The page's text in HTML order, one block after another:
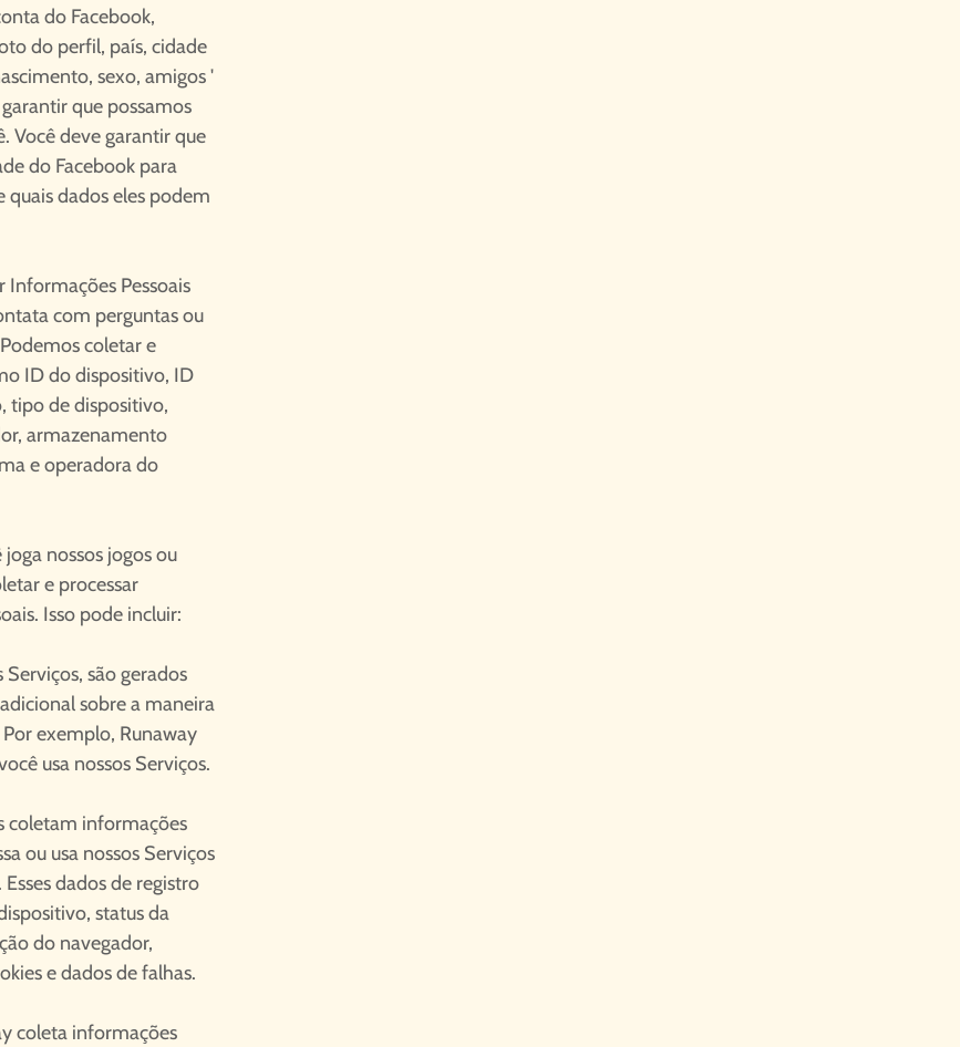
do Facebook,
do perfil, país, cidade
sexo, amigos '
que possamos
Você deve garantir que
do Facebook para
quais dados eles podem
Pessoais
com perguntas ou
coletar e
ID do dispositivo, ID
tipo de dispositivo,
armazenamento
e operadora do
nossos jogos ou
e processar
Isso pode incluir:
são gerados
sobre a maneira
exemplo, Runaway
usa nossos Serviços.
coletam informações
ou usa nossos Serviços
dados de registro
status da
do navegador,
e dados de falhas.
coleta informações